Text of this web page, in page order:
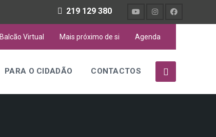
219 129 380
Balcão Virtual Mais próximo de si Agenda
PARA O CIDADÃO CONTACTOS